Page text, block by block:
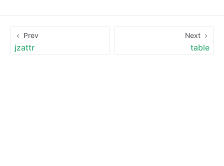
Prev
jzattr
Next
table